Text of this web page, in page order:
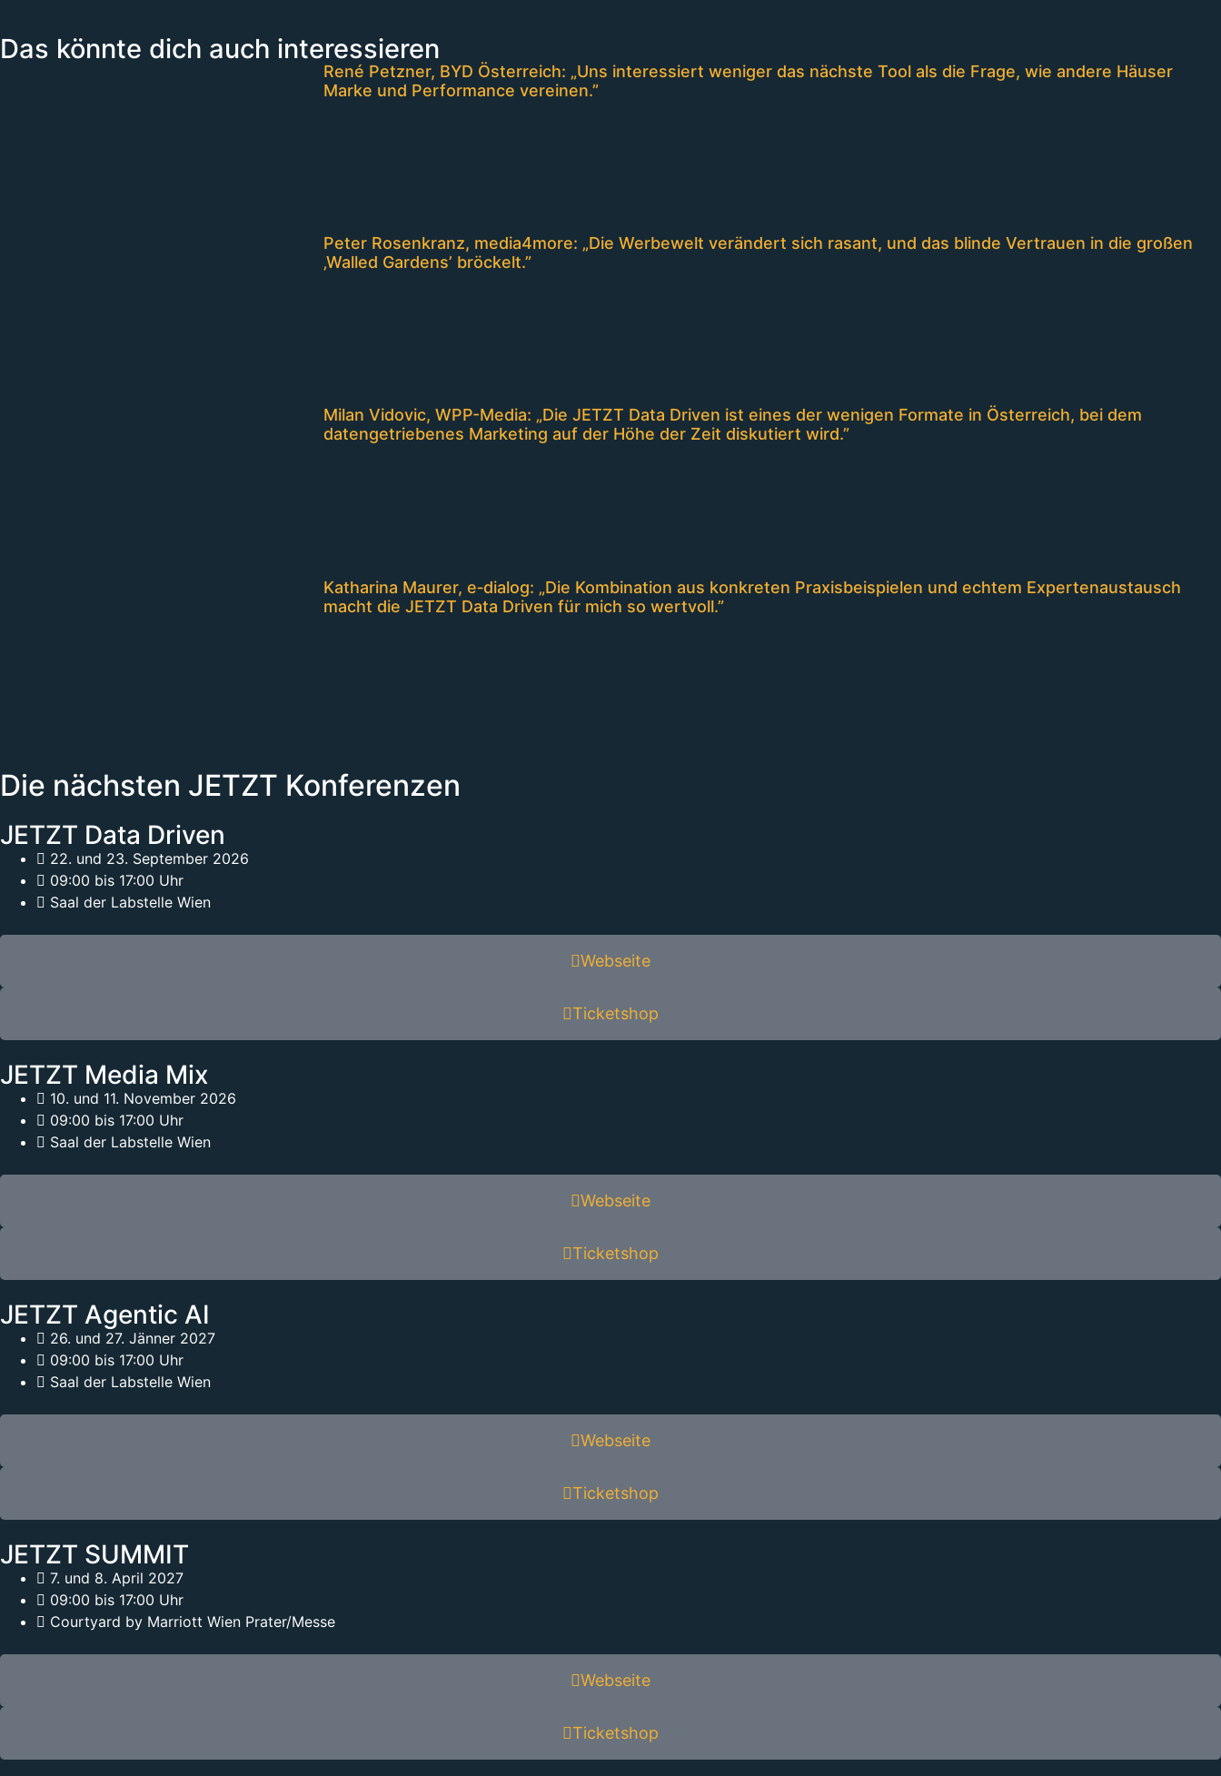
Das könnte dich auch interessieren
René Petzner, BYD Österreich: „Uns interessiert weniger das nächste Tool als die Frage, wie andere Häuser
Marke und Performance vereinen.”
Peter Rosenkranz, media4more: „Die Werbewelt verändert sich rasant, und das blinde Vertrauen in die großen
‚Walled Gardens’ bröckelt.”
Milan Vidovic, WPP-Media: „Die JETZT Data Driven ist eines der wenigen Formate in Österreich, bei dem
datengetriebenes Marketing auf der Höhe der Zeit diskutiert wird.”
Katharina Maurer, e‑dialog: „Die Kombination aus konkreten Praxisbeispielen und echtem Expertenaustausch
macht die JETZT Data Driven für mich so wertvoll.”
Die nächsten JETZT Konferenzen
JETZT Data Driven
22. und 23. September 2026
09:00 bis 17:00 Uhr
Saal der Labstelle Wien
Webseite
Ticketshop
JETZT Media Mix
10. und 11. November 2026
09:00 bis 17:00 Uhr
Saal der Labstelle Wien
Webseite
Ticketshop
JETZT Agentic AI
26. und 27. Jänner 2027
09:00 bis 17:00 Uhr
Saal der Labstelle Wien
Webseite
Ticketshop
JETZT SUMMIT
7. und 8. April 2027
09:00 bis 17:00 Uhr
Courtyard by Marriott Wien Prater/Messe
Webseite
Ticketshop